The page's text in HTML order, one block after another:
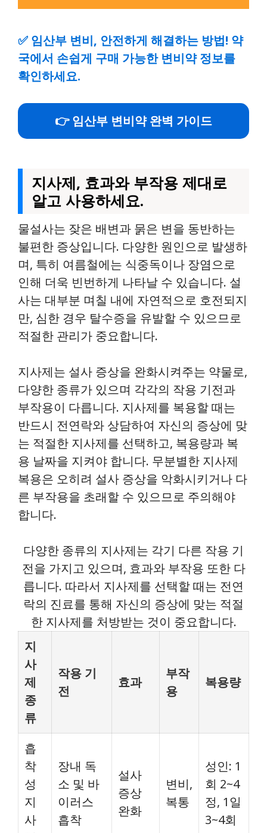
✅ 임산부 변비, 안전하게 해결하는 방법! 약
국에서 손쉽게 구매 가능한 변비약 정보를
확인하세요.
👉 임산부 변비약 완벽 가이드
지사제, 효과와 부작용 제대로
알고 사용하세요.
물설사는 잦은 배변과 묽은 변을 동반하는
불편한 증상입니다. 다양한 원인으로 발생하
며, 특히 여름철에는 식중독이나 장염으로
인해 더욱 빈번하게 나타날 수 있습니다. 설
사는 대부분 며칠 내에 자연적으로 호전되지
만, 심한 경우 탈수증을 유발할 수 있으므로
적절한 관리가 중요합니다.
지사제는 설사 증상을 완화시켜주는 약물로,
다양한 종류가 있으며 각각의 작용 기전과
부작용이 다릅니다. 지사제를 복용할 때는
반드시 전연락와 상담하여 자신의 증상에 맞
는 적절한 지사제를 선택하고, 복용량과 복
용 날짜을 지켜야 합니다. 무분별한 지사제
복용은 오히려 설사 증상을 악화시키거나 다
른 부작용을 초래할 수 있으므로 주의해야
합니다.
다양한 종류의 지사제는 각기 다른 작용 기
전을 가지고 있으며, 효과와 부작용 또한 다
릅니다. 따라서 지사제를 선택할 때는 전연
락의 진료를 통해 자신의 증상에 맞는 적절
한 지사제를 처방받는 것이 중요합니다.
지
사
제
종
류
작용 기
전
효과
부작
용
복용량
흡
착
성
지
사
장내 독
소 및 바
이러스
흡착
설사
증상
완화
변비,
복통
성인: 1
회 2~4
정, 1일
3~4회